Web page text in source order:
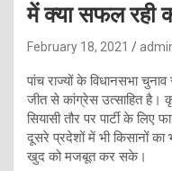
में क्या सफल रही
February 18, 2021
पांच राज्यों के विधानसभा
जीत से कांग्रेस उत्साहित है।
सियासी तौर पर पार्टी के
दूसरे प्रदेशों में भी किसानों
खुद को मजबूत कर सके।